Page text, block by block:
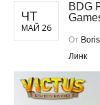
ЧТ
МАЙ 26
BDG
От
Линк